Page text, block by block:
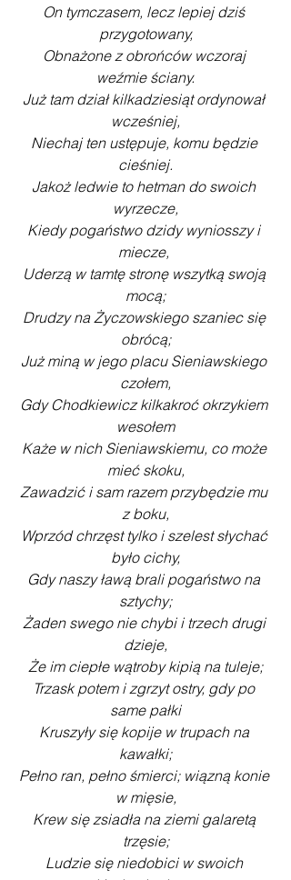
On tymczasem, lecz lepiej dziś
przygotowany,
Obnażone z obrońców wczoraj
weźmie ściany.
Już tam dział kilkadziesiąt ordynował
wcześniej,
Niechaj ten ustępuje, komu będzie
cieśniej.
Jakoż ledwie to hetman do swoich
wyrzecze,
Kiedy pogaństwo dzidy wyniosszy i
miecze,
Uderzą w tamtę stronę wszytką swoją
mocą;
Drudzy na Życzowskiego szaniec się
obrócą;
Już miną w jego placu Sieniawskiego
czołem,
Gdy Chodkiewicz kilkakroć okrzykiem
wesołem
Każe w nich Sieniawskiemu, co może
mieć skoku,
Zawadzić i sam razem przybędzie mu
z boku,
Wprzód chrzęst tylko i szelest słychać
było cichy,
Gdy naszy ławą brali pogaństwo na
sztychy;
Żaden swego nie chybi i trzech drugi
dzieje,
Że im ciepłe wątroby kipią na tuleje;
Trzask potem i zgrzyt ostry, gdy po
same pałki
Kruszyły się kopije w trupach na
kawałki;
Pełno ran, pełno śmierci; wiązną konie
w mięsie,
Krew się zsiadła na ziemi galaretą
trzęsie;
Ludzie się niedobici w swoich